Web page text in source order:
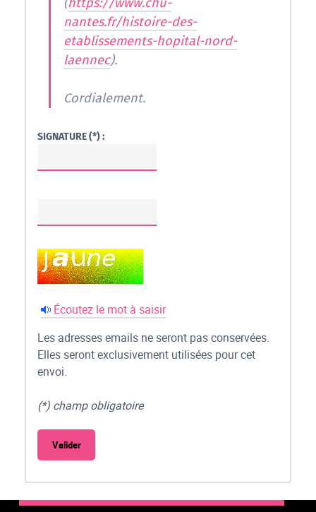
nantes.fr/histoire-des-
etablissements-hopital-nord-
laennec).
Cordialement.
SIGNATURE (*) :
Écoutez le mot à saisir
Les adresses emails ne seront pas conservées.
Elles seront exclusivement utilisées pour cet
envoi.
(*) champ obligatoire